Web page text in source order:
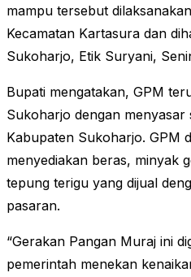
mampu tersebut
Kecamatan Kartasura dan
Sukoharjo, Etik Suryani,
Bupati mengatakan, GPM
Sukoharjo dengan
Kabupaten Sukoharjo. GPM
menyediakan beras, minyak
tepung terigu yang dijual
pasaran.
“Gerakan Pangan Muraj ini
pemerintah menekan